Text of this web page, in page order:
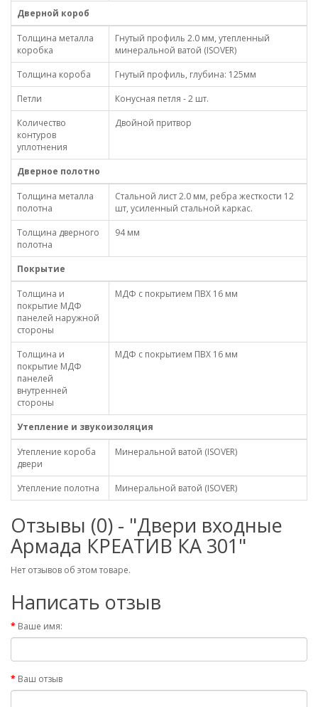
Дверной короб
Толщина металла
коробка
Гнутый профиль 2.0 мм, утепленный
минеральной ватой (ISOVER)
Толщина короба
Гнутый профиль, глубина: 125мм
Петли
Конусная петля - 2 шт.
Количество
контуров
уплотнения
Двойной притвор
Дверное полотно
Толщина металла
полотна
Стальной лист 2.0 мм, ребра жесткости 12
шт, усиленный стальной каркас.
Толщина дверного
полотна
94 мм
Покрытие
Толщина и
покрытие МДФ
панелей наружной
стороны
МДФ с покрытием ПВХ 16 мм
Толщина и
покрытие МДФ
панелей
внутренней
стороны
МДФ с покрытием ПВХ 16 мм
Утепление и звукоизоляция
Утепление короба
двери
Минеральной ватой (ISOVER)
Утепление полотна Минеральной ватой (ISOVER)
Отзывы (0) - "Двери входные
Армада КРЕАТИВ КА 301"
Нет отзывов об этом товаре.
Написать отзыв
Ваше имя:
Ваш отзыв